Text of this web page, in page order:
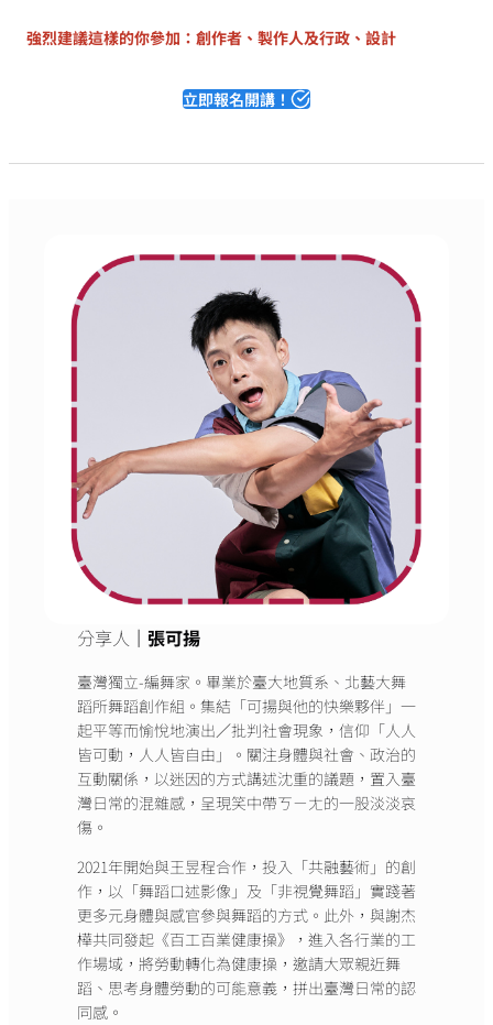
強烈建議這樣的你參加：創作者、製作人及行政、設計
立即報名開講！
分享人 ｜張可揚
臺灣獨立-編舞家。畢業於臺大地質系、北藝大舞
蹈所舞蹈創作組。集結「可揚與他的快樂夥伴」一
起平等而愉悅地演出／批判社會現象，信仰「人人
皆可動，人人皆自由」。關注身體與社會、政治的
互動關係，以迷因的方式講述沈重的議題，置入臺
灣日常的混雜感，呈現笑中帶ㄎㄧㄤ的一股淡淡哀
傷。
2021年開始與王昱程合作，投入「共融藝術」的創
作，以「舞蹈口述影像」及「非視覺舞蹈」實踐著
更多元身體與感官參與舞蹈的方式。此外，與謝杰
樺共同發起《百工百業健康操》，進入各行業的工
作場域，將勞動轉化為健康操，邀請大眾親近舞
蹈、思考身體勞動的可能意義，拼出臺灣日常的認
同感。